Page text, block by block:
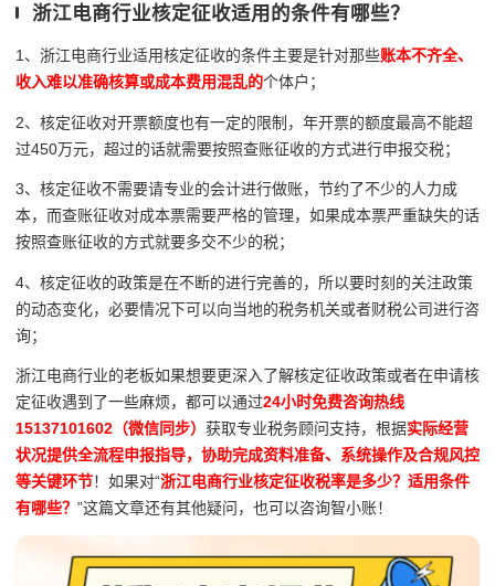
浙江电商行业核定征收适用的条件有哪些？
1、浙江电商行业适用核定征收的条件主要是针对那些账本不齐全、
收入难以准确核算或成本费用混乱的个体户；
2、核定征收对开票额度也有一定的限制，年开票的额度最高不能超
过450万元，超过的话就需要按照查账征收的方式进行申报交税；
3、核定征收不需要请专业的会计进行做账，节约了不少的人力成
本，而查账征收对成本票需要严格的管理，如果成本票严重缺失的话
按照查账征收的方式就要多交不少的税；
4、核定征收的政策是在不断的进行完善的，所以要时刻的关注政策
的动态变化，必要情况下可以向当地的税务机关或者财税公司进行咨
询；
浙江电商行业的老板如果想要更深入了解核定征收政策或者在申请核
定征收遇到了一些麻烦，都可以通过24小时免费咨询热线
15137101602（微信同步） 获取专业税务顾问支持，根据实际经营
状况提供全流程申报指导，协助完成资料准备、系统操作及合规风控
等关键环节！如果对“浙江电商行业核定征收税率是多少？适用条件
有哪些？ ”这篇文章还有其他疑问，也可以咨询智小账！